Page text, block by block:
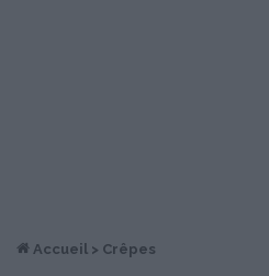
Accueil > Crêpes